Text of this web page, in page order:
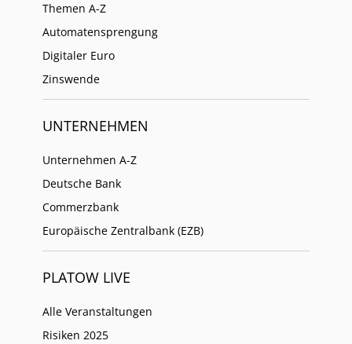
Themen A-Z
Automatensprengung
Digitaler Euro
Zinswende
UNTERNEHMEN
Unternehmen A-Z
Deutsche Bank
Commerzbank
Europäische Zentralbank (EZB)
PLATOW LIVE
Alle Veranstaltungen
Risiken 2025